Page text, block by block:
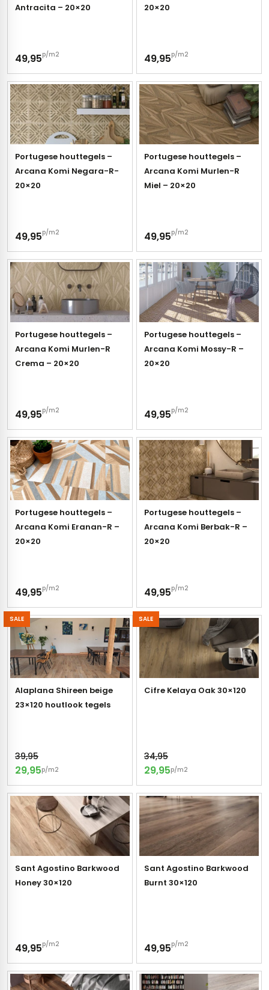
Antracita – 20×20
49,95p/m2
20×20
49,95p/m2
Portugese houttegels –
Arcana Komi Negara-R-
20×20
49,95p/m2
Portugese houttegels –
Arcana Komi Murlen-R
Miel – 20×20
49,95p/m2
Portugese houttegels –
Arcana Komi Murlen-R
Crema – 20×20
49,95p/m2
Portugese houttegels –
Arcana Komi Mossy-R –
20×20
49,95p/m2
Portugese houttegels –
Arcana Komi Eranan-R –
20×20
49,95p/m2
Portugese houttegels –
Arcana Komi Berbak-R –
20×20
49,95p/m2
SALE
Alaplana Shireen beige
23×120 houtlook tegels
39,95
29,95p/m2
SALE
Cifre Kelaya Oak 30×120
34,95
29,95p/m2
Sant Agostino Barkwood
Honey 30×120
49,95p/m2
Sant Agostino Barkwood
Burnt 30×120
49,95p/m2